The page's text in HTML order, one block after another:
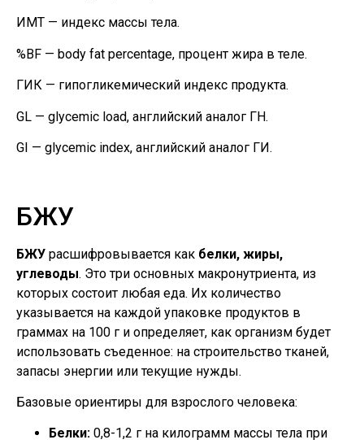
ИМТ — индекс массы тела.
%BF — body fat percentage, процент жира в теле.
ГИК — гипогликемический индекс продукта.
GL — glycemic load, английский аналог ГН.
GI — glycemic index, английский аналог ГИ.
БЖУ
БЖУ расшифровывается как белки, жиры,
углеводы. Это три основных макронутриента, из
которых состоит любая еда. Их количество
указывается на каждой упаковке продуктов в
граммах на 100 г и определяет, как организм будет
использовать съеденное: на строительство тканей,
запасы энергии или текущие нужды.
Базовые ориентиры для взрослого человека:
Белки: 0,8-1,2 г на килограмм массы тела при